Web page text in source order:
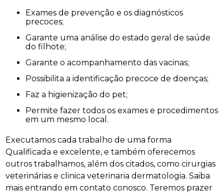
Exames de prevenção e os diagnósticos
precoces;
Garante uma análise do estado geral de saúde
do filhote;
Garante o acompanhamento das vacinas;
Possibilita a identificação precoce de doenças;
Faz a higienização do pet;
Permite fazer todos os exames e procedimentos
em um mesmo local.
Executamos cada trabalho de uma forma
Qualificada e excelente, e também oferecemos
outros trabalhamos, além dos citados, como cirurgias
veterinárias e clinica veterinaria dermatologia. Saiba
mais entrando em contato conosco. Teremos prazer